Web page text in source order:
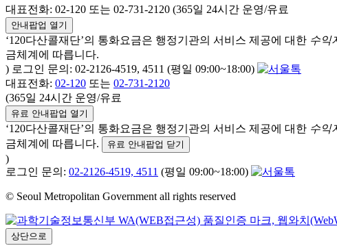
대표전화: 02-120 또는 02-731-2120 (365일 24시간 운영/유료
안내팝업 열기
‘120다산콜재단’의 통화요금은 행정기관의 서비스 제공에 대한 수익
금체계에 따릅니다.
) 로그인 문의: 02-2126-4519, 4511 (평일 09:00~18:00)
대표전화: 02-120 또는 02-731-2120
(365일 24시간 운영/유료
유료 안내팝업 열기
‘120다산콜재단’의 통화요금은 행정기관의 서비스 제공에 대한 수익
금체계에 따릅니다.
유료 안내팝업 닫기
)
로그인 문의: 02-2126-4519, 4511 (평일 09:00~18:00)
© Seoul Metropolitan Government all rights reserved
상단으로